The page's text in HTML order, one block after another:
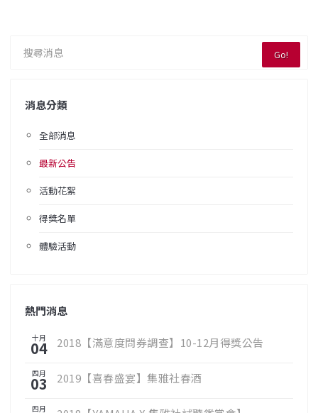
Go!
消息分類
全部消息
最新公告
活動花絮
得獎名單
體驗活動
熱門消息
十月
04 2018【滿意度問券調查】10-12月得獎公告
四月
03 2019【喜春盛宴】集雅社春酒
四月